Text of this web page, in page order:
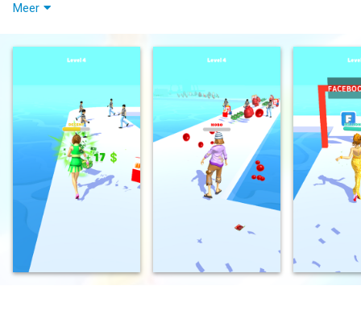
The more money you collect, the better your outfit will look. On
the other hand, if you collect too many bottles, trash cans or
bills, you will get poorer and risk losing everything!
Simple and intuitive game with easy to remember controls.
Run Rich 3D van Voodoo is een app voor iPhone, iPad en iPod
touch met iOS versie 13.0 of hoger, geschikt bevonden voor
gebruikers met leeftijden vanaf
12 jaar
Meer